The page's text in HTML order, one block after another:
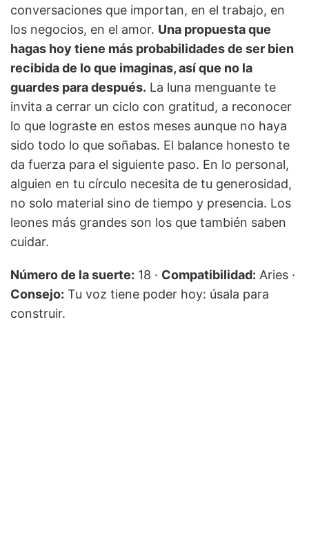
conversaciones que importan, en el trabajo, en
los negocios, en el amor. Una propuesta que
hagas hoy tiene más probabilidades de ser bien
recibida de lo que imaginas, así que no la
guardes para después. La luna menguante te
invita a cerrar un ciclo con gratitud, a reconocer
lo que lograste en estos meses aunque no haya
sido todo lo que soñabas. El balance honesto te
da fuerza para el siguiente paso. En lo personal,
alguien en tu círculo necesita de tu generosidad,
no solo material sino de tiempo y presencia. Los
leones más grandes son los que también saben
cuidar.
Número de la suerte: 18 · Compatibilidad: Aries ·
Consejo: Tu voz tiene poder hoy: úsala para
construir.